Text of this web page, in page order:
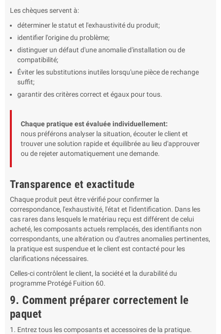
Les chèques servent à:
déterminer le statut et l'exhaustivité du produit;
identifier l'origine du problème;
distinguer un défaut d'une anomalie d'installation ou de
compatibilité;
Éviter les substitutions inutiles lorsqu'une pièce de rechange
suffit;
garantir des critères correct et égaux pour tous.
Chaque pratique est évaluée individuellement:
nous préférons analyser la situation, écouter le client et
trouver une solution rapide et équilibrée au lieu d'approuver
ou de rejeter automatiquement une demande.
Transparence et exactitude
Chaque produit peut être vérifié pour confirmer la
correspondance, l'exhaustivité, l'état et l'identification. Dans les
cas rares dans lesquels le matériau reçu est différent de celui
acheté, les composants actuels remplacés, des identifiants non
correspondants, une altération ou d'autres anomalies pertinentes,
la pratique est suspendue et le client est contacté pour les
clarifications nécessaires.
Celles-ci contrôlent le client, la société et la durabilité du
programme Protégé Fuition 60.
9. Comment préparer correctement le
paquet
Entrez tous les composants et accessoires de la pratique.